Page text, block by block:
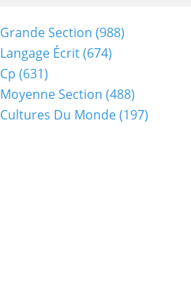
Grande Section (988)
Langage Écrit(674)
Cp (631)
Moyenne Section (488)
Cultures Du Monde(197)